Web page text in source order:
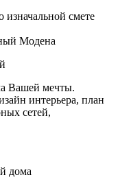
Вашей мечты.
интерьера, план
сетей,
дома